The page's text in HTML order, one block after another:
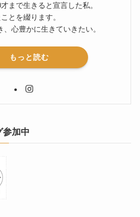
まで生きると宣言した私。
とを綴ります。
心豊かに生きていきたい。
もっと読む
参加中